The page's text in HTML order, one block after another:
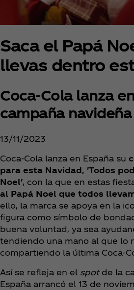
Saca el Papá
llevas dentro
Coca‑Cola lanza
campaña navideña
13/11/2023
Coca‑Cola lanza en España su
para esta Navidad, 'Todos
Noel', con la que en estas
al Papá Noel que todos
ello, la marca se apoya en la
figura como símbolo de
buena voluntad, ya sea
tendiendo una mano al que lo
compartiendo la última
Así se refleja en el spotde la
España arrancó el 13 de